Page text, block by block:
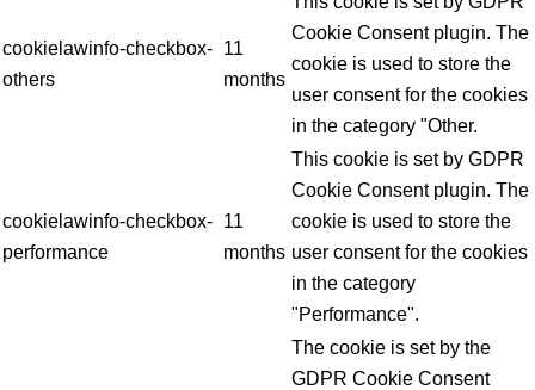
cookielawinfo-checkbox-
others
11
months
Cookie Consent plugin. The
cookie is used to store the
user consent for the cookies
in the category "Other.
cookielawinfo-checkbox-
performance
11
months
This cookie is set by GDPR
Cookie Consent plugin. The
cookie is used to store the
user consent for the cookies
in the category
"Performance".
The cookie is set by the
GDPR Cookie Consent